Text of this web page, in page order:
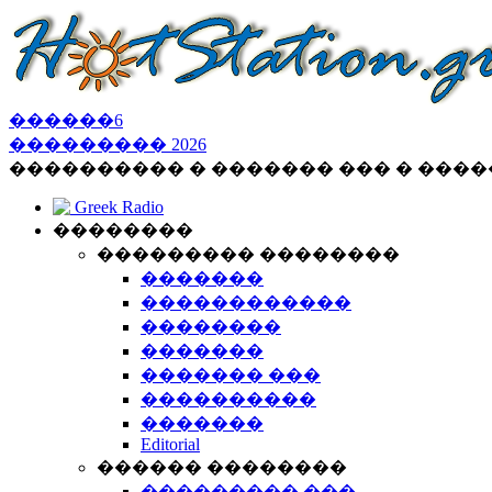
������6
��������� 2026
���������� � ������� ��� �
Greek Radio
��������
��������� ��������
�������
������������
��������
�������
������� ���
����������
�������
Editorial
������ ��������